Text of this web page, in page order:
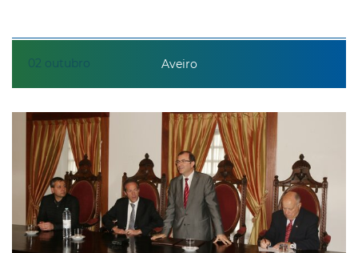
02 outubro Aveiro